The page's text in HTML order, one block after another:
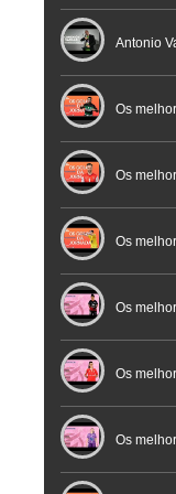
Futebol
Antonio
Futsal |
Os
Os
Futsal
Os
Os
Placard
Os
Placard
Os